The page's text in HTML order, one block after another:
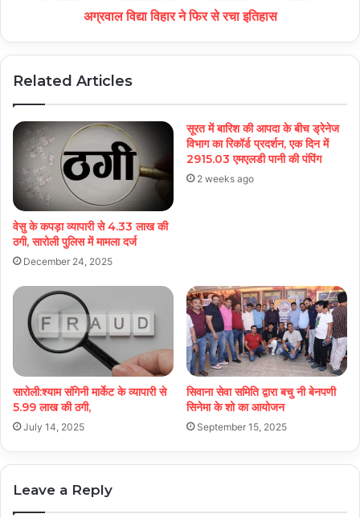
अग्रवाल विद्या विहार ने फिर से रचा इतिहास
Related Articles
वेसु के कपड़ा व्यापारी से 4.33 लाख की
ठगी, सारोली पुलिस में मामला दर्ज
December 24, 2025
सूरत में बारिश की आपदा के बीच ड्रेनेज
विभाग का रिकॉर्ड प्रदर्शन, एक दिन में
2915.03 एमएलडी पानी की पंपिंग
2 weeks ago
सारोली:श्याम संगिनी मार्केट के व्यापारी से
5.99 लाख की ठगी,
July 14, 2025
सिवाना सेवा समिति द्वारा बचु नी बेनपणी
सिनेमा के शो का आयोजन
September 15, 2025
Leave a Reply